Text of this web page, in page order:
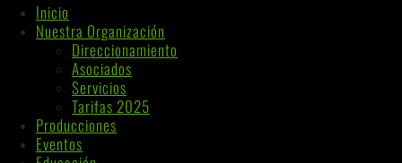
Inicio
Nuestra Organización
Direccionamiento
Asociados
Servicios
Tarifas 2025
Producciones
Eventos